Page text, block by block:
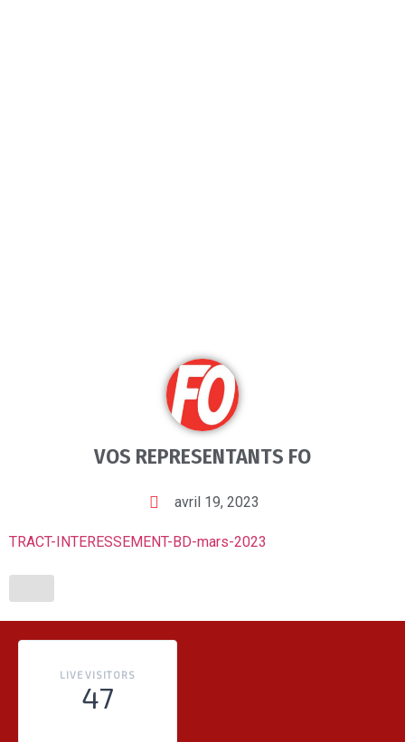
VOS REPRESENTANTS FO
avril 19, 2023
TRACT-INTERESSEMENT-BD-mars-2023
LIVE VISITORS
47